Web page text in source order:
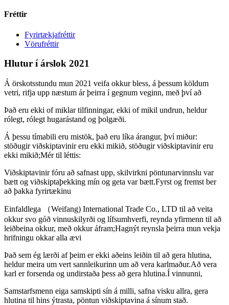
Fréttir
Fyrirtækjafréttir
Vörufréttir
Hlutur í árslok 2021
Á örskotsstundu mun 2021 veifa okkur bless, á þessum köldum
vetri, rifja upp næstum ár þeirra í gegnum veginn, með því að
Það eru ekki of miklar tilfinningar, ekki of mikil undrun, heldur
rólegt, rólegt hugarástand og þolgæði.
Á þessu tímabili eru mistök, það eru líka árangur, því miður:
stöðugir viðskiptavinir eru ekki mikið, stöðugir viðskiptavinir eru
ekki mikið;Mér til léttis:
Viðskiptavinir fóru að safnast upp, skilvirkni pöntunarvinnslu var
bætt og viðskiptaþekking mín og geta var bætt.Fyrst og fremst ber
að þakka fyrirtækinu
Einfaldlega （Weifang) International Trade Co., LTD til að veita
okkur svo góð vinnuskilyrði og lífsumhverfi, reynda yfirmenn til að
leiðbeina okkur, með okkur áfram;Hagnýt reynsla þeirra mun vekja
hrifningu okkar alla ævi
Það sem ég lærði af þeim er ekki aðeins leiðin til að gera hlutina,
heldur meira um vert sannleikurinn um að vera karlmaður.Að vera
karl er forsenda og undirstaða þess að gera hlutina.Í vinnunni,
Samstarfsmenn eiga samskipti sín á milli, safna visku allra, gera
hlutina til hins ýtrasta, pöntun viðskiptavina á sínum stað.